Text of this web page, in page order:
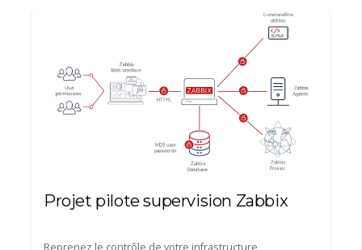
Projet pilote supervision Zabbix
Reprenez le contrôle de votre infrastructure